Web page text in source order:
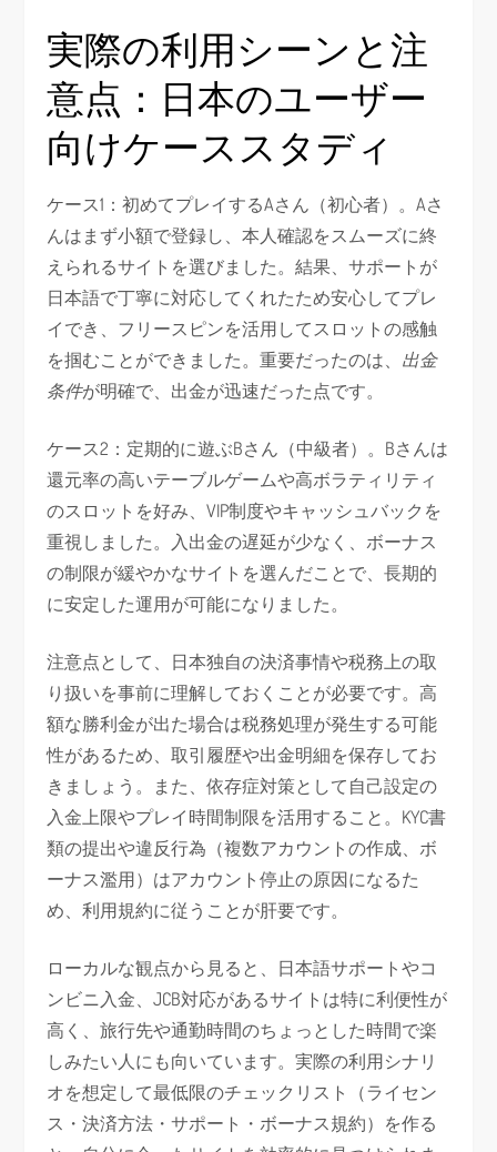
実際の利用シーンと注
意点：日本のユーザー
向けケーススタディ
ケース1：初めてプレイするAさん（初心者）。Aさ
んはまず小額で登録し、本人確認をスムーズに終
えられるサイトを選びました。結果、サポートが
日本語で丁寧に対応してくれたため安心してプレ
イでき、フリースピンを活用してスロットの感触
を掴むことができました。重要だったのは、 出金
条件が明確で、出金が迅速だった点です。
ケース2：定期的に遊ぶBさん（中級者）。Bさんは
還元率の高いテーブルゲームや高ボラティリティ
のスロットを好み、VIP制度やキャッシュバックを
重視しました。入出金の遅延が少なく、ボーナス
の制限が緩やかなサイトを選んだことで、長期的
に安定した運用が可能になりました。
注意点として、日本独自の決済事情や税務上の取
り扱いを事前に理解しておくことが必要です。高
額な勝利金が出た場合は税務処理が発生する可能
性があるため、取引履歴や出金明細を保存してお
きましょう。また、依存症対策として自己設定の
入金上限やプレイ時間制限を活用すること。KYC書
類の提出や違反行為（複数アカウントの作成、ボ
ーナス濫用）はアカウント停止の原因になるた
め、利用規約に従うことが肝要です。
ローカルな観点から見ると、日本語サポートやコ
ンビニ入金、JCB対応があるサイトは特に利便性が
高く、旅行先や通勤時間のちょっとした時間で楽
しみたい人にも向いています。実際の利用シナリ
オを想定して最低限のチェックリスト（ライセン
ス・決済方法・サポート・ボーナス規約）を作る